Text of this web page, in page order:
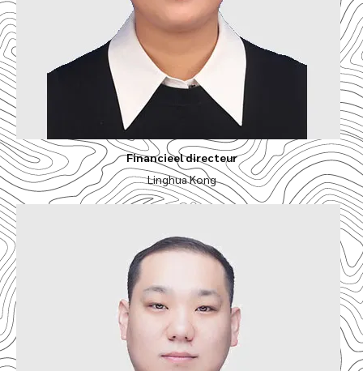
Financieel directeur
Linghua Kong